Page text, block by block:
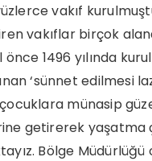
vakıf
vakıflar birçok
önce 1496 yılında
‘sünnet edilmesi
münasip
getirerek yaşatma
Bölge